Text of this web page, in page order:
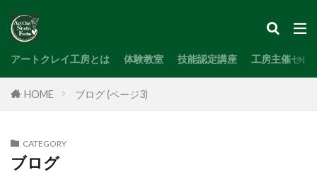
アートクレイ工房とは 体験教室 技能認定講座 工房主催セミ
HOME ブログ (ページ3)
CATEGORY
ブログ